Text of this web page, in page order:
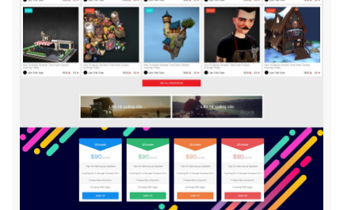
Quý khách vui lòng đăng nhập vào hệ thống
quản lý dự án để theo dõi tiến độ.
Website:quanly.mona.media